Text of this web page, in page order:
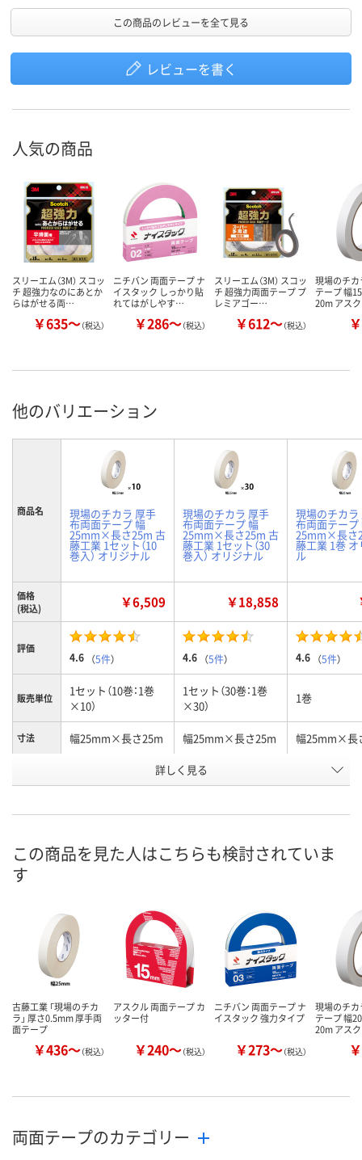
この商品のレビューを全て見る
レビューを書く
人気の商品
スリーエム（3M） スコッ
チ 超強力なのにあとか
らはがせる両…
￥635～（税込）
ニチバン 両面テープ ナ
イスタック しっかり貼
れてはがしやす…
￥286～（税込）
スリーエム（3M） スコッ
チ 超強力両面テープ プ
レミアゴー…
￥612～（税込）
現場のチ
テープ 幅
20m アス
他のバリエーション
商品名 現場のチカラ 厚手
布両面テープ 幅
25mm×長さ25m 古
藤工業 1セット（10
巻入） オリジナル
現場のチカラ 厚手
布両面テープ 幅
25mm×長さ25m 古
藤工業 1セット（30
巻入） オリジナル
現場のチカラ
布両面テープ
25mm×長さ
藤工業 1巻
ル
価格
(税込)
￥6,509 ￥18,858
評価
4.6 （5件） 4.6 （5件） 4.6 （5件）
販売単位
1セット（10巻：1巻
×10）
1セット（30巻：1巻
×30）
1巻
寸法 幅25mm×長さ25m 幅25mm×長さ25m 幅25mm×長
1624743 1608712
8月10日（月）
カゴへ カゴへ カ
詳しく見る
この商品を見た人はこちらも検討されていま
す
古藤工業 「現場のチカ
ラ」 厚さ0.5mm 厚手両
面テープ
￥436～（税込）
アスクル 両面テープ カ
ッター付
￥240～（税込）
ニチバン 両面テープ ナ
イスタック 強力タイプ
￥273～（税込）
現場のチ
テープ 幅
20m アス
両面テープのカテゴリー